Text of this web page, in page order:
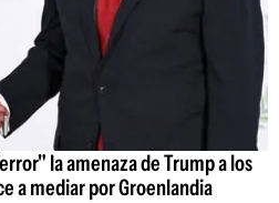
la amenaza de Trump a los
a mediar por Groenlandia